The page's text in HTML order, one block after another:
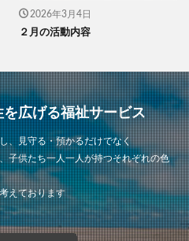
2026年3月4日
２月の活動内容
広げる福祉サービス
、見守る・預かるだけでなく
子供たち一人一人が持つそれぞれの色
えております